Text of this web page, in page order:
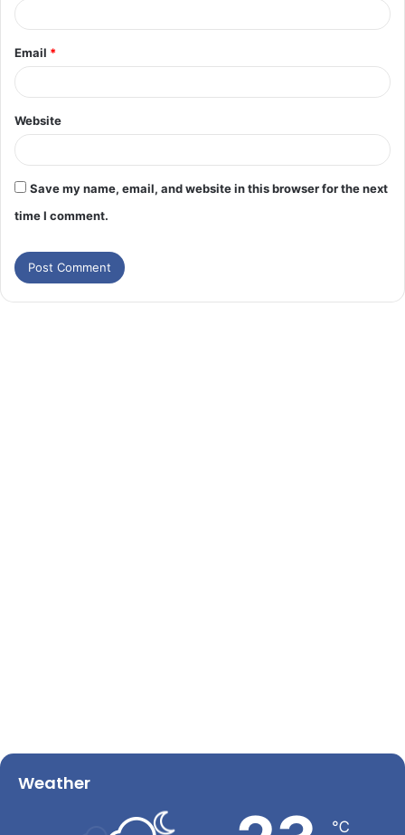
Email *
Website
Save my name, email, and website in this browser for the next
time I comment.
Weather
℃